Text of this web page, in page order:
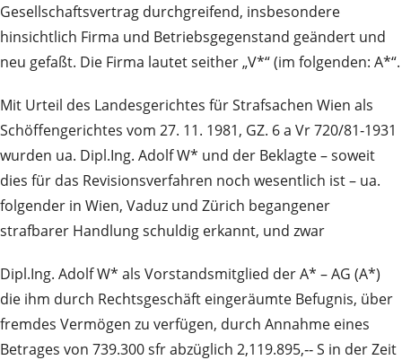
Gesellschaftsvertrag durchgreifend, insbesondere
hinsichtlich Firma und Betriebsgegenstand geändert und
neu gefaßt. Die Firma lautet seither „V*“ (im folgenden: A*“.
Mit Urteil des Landesgerichtes für Strafsachen Wien als
Schöffengerichtes vom 27. 11. 1981, GZ. 6 a Vr 720/81‑1931
wurden ua. Dipl.Ing. Adolf W* und der Beklagte – soweit
dies für das Revisionsverfahren noch wesentlich ist – ua.
folgender in Wien, Vaduz und Zürich begangener
strafbarer Handlung schuldig erkannt, und zwar
Dipl.Ing. Adolf W* als Vorstandsmitglied der A* – AG (A*)
die ihm durch Rechtsgeschäft eingeräumte Befugnis, über
fremdes Vermögen zu verfügen, durch Annahme eines
Betrages von 739.300 sfr abzüglich 2,119.895,‑‑ S in der Zeit